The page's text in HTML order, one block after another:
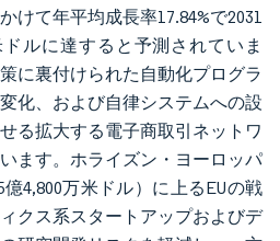
けて年平均成長率17.84%で2031
ルに達すると予測されていま
に裏付けられた自動化プログラ
化、および自律システムへの設
る拡大する電子商取引ネットワ
ます。ホライズン・ヨーロッパ
4,800万米ドル）に上るEUの戦
クス系スタートアップおよびデ